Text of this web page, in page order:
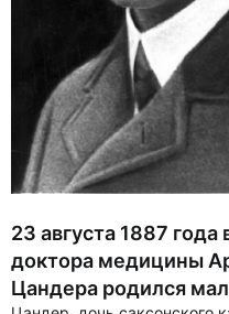
23 августа 1887
доктора медицины
Цандера родился